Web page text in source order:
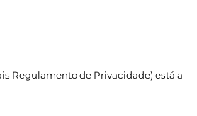
Regulamento de Privacidade) está a